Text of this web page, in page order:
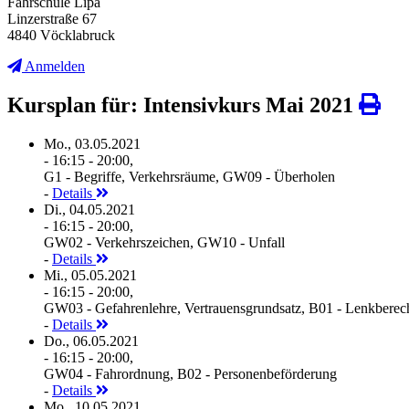
Linzerstraße 67
4840 Vöcklabruck
Anmelden
Kursplan für: Intensivkurs Mai 2021
Mo., 03.05.2021
- 16:15 - 20:00,
G1 - Begriffe, Verkehrsräume, GW09 - Überholen
- Details
Di., 04.05.2021
- 16:15 - 20:00,
GW02 - Verkehrszeichen, GW10 - Unfall
- Details
Mi., 05.05.2021
- 16:15 - 20:00,
GW03 - Gefahrenlehre, Vertrauensgrundsatz, B01 -
- Details
Do., 06.05.2021
- 16:15 - 20:00,
GW04 - Fahrordnung, B02 - Personenbeförderung
- Details